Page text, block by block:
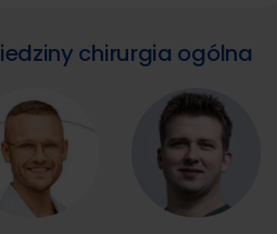
chirurgia ogólna